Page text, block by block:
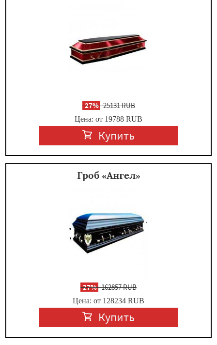
-27%25131 RUB
Цена: от 19788 RUB
Купить
Гроб «Ангел»
-27%162857 RUB
Цена: от 128234 RUB
Купить